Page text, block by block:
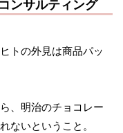
ンサルティング
トの外見は商品パッ
、明治のチョコレー
ないということ。